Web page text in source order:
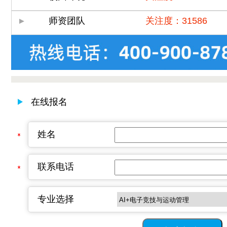
师资团队 关注度：31586
在线报名
姓名
联系电话
专业选择